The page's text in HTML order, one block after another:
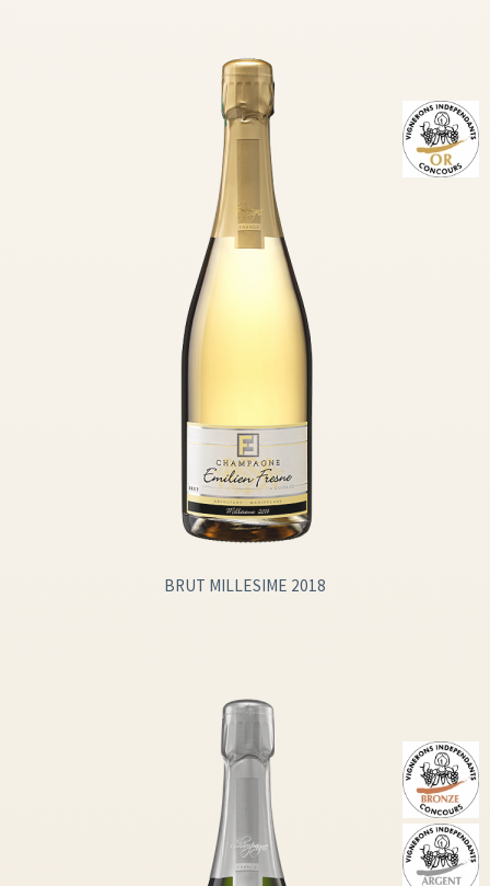
BRUT MILLESIME 2018